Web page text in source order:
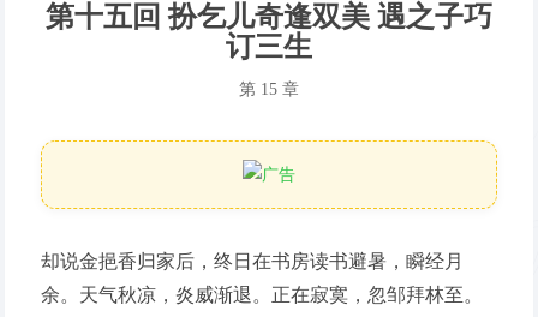
第十五回 扮乞儿奇逢双美 遇之子巧
订三生
第 15 章
却说金挹香归家后，终日在书房读书避暑，瞬经月
余。天气秋凉，炎威渐退。正在寂寞，忽邹拜林至。